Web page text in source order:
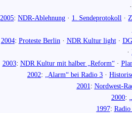
2005: NDR-Ablehnung · 1. Sendeprotokoll ·
2004: Proteste Berlin · NDR Kultur light·
·
2003: NDR Kultur mit halber „Reform“·
2002: „Alarm“ bei Radio 3 ·
2001: Nordwest-
2000:
1997: